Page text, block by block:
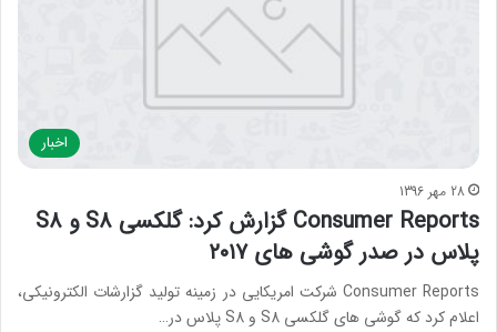
اخبار
28 مهر 1396
Consumer Reports گزارش کرد: گلکسی S8 و S8
پلاس در صدر گوشی های ۲۰۱۷
Consumer Reports شرکت امریکایی در زمینه تولید گزارشات الکترونیکی،
اعلام کرد که گوشی های گلکسی S8 و S8 پلاس در…